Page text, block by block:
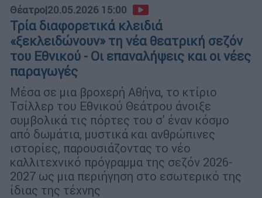
Θέατρο|20.05.2026 15:00
Τρία διαφορετικά κλειδιά
«ξεκλειδώνουν» τη νέα θεατρική σεζόν
του Εθνικού - Οι επαναλήψεις και οι νέες
παραγωγές
Μέσα σε μια βροχερή Αθήνα, το κτίριο
Τσίλλερ του Εθνικού Θεάτρου άνοιξε
συμβολικά τις πόρτες του σ' έναν κόσμο
από δωμάτια, μυστικά και ανθρώπινες
ιστορίες, παρουσιάζοντας το νέο
καλλιτεχνικό πρόγραμμα της σεζόν 2026-
2027 ως μια περιήγηση στο εσωτερικό της
ίδιας της τέχνης